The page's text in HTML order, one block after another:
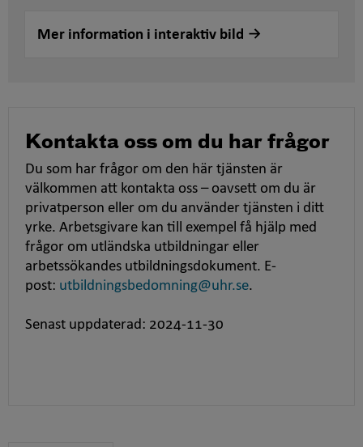
Mer information i interaktiv bild
Kontakta oss om du har frågor
Du som har frågor om den här tjänsten är
välkommen att kontakta oss – oavsett om du är
privatperson eller om du använder tjänsten i ditt
yrke. Arbetsgivare kan till exempel få hjälp med
frågor om utländska utbildningar eller
arbetssökandes utbildningsdokument. E-
post: utbildningsbedomning@uhr.se.
Senast uppdaterad: 2024-11-30